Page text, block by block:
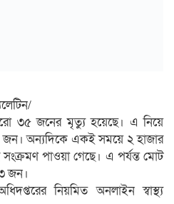
৩৫ জনের মৃত্যু হয়েছে। এ নিয়ে
জন। অন্যদিকে একই সময়ে ২ হাজার
পাওয়া গেছে। এ পর্যন্ত মোট
জন।
নিয়মিত অনলাইন স্বাস্থ্য